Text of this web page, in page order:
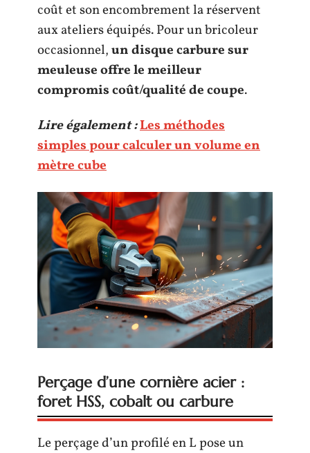
coût et son encombrement la réservent
aux ateliers équipés. Pour un bricoleur
occasionnel,un disque carbure sur
meuleuse offre le meilleur
compromis coût/qualité de coupe.
Lire également :Les méthodes
simples pour calculer un volume en
mètre cube
Perçage d’une cornière acier :
foret HSS, cobalt ou carbure
Le perçage d’un profilé en L pose un